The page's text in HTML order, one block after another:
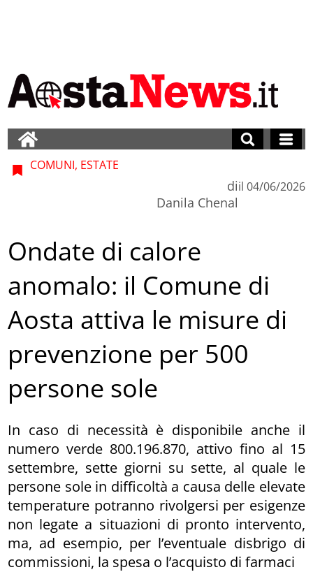
COMUNI, ESTATE
di
Danila Chenal
il 04/06/2026
Ondate di calore
anomalo: il Comune di
Aosta attiva le misure di
prevenzione per 500
persone sole
In caso di necessità è disponibile anche il
numero verde 800.196.870, attivo fino al 15
settembre, sette giorni su sette, al quale le
persone sole in difficoltà a causa delle elevate
temperature potranno rivolgersi per esigenze
non legate a situazioni di pronto intervento,
ma, ad esempio, per l’eventuale disbrigo di
commissioni, la spesa o l’acquisto di farmaci